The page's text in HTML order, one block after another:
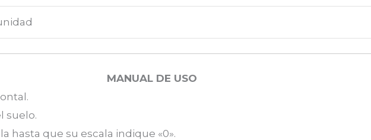
MANUAL DE USO
suelo.
hasta que su escala indique «0».